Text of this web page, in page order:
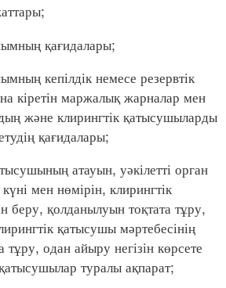
қағидалары;
кепілдік немесе резервтік
кіретін маржалық жарналар мен
және клирингтік қатысушыларды
қағидалары;
атауын, уәкілетті орган
мен нөмірін, клирингтік
беру, қолданылуын тоқтата тұру,
қатысушы мәртебесінің
тұру, одан айыру негізін көрсете
туралы ақпарат;